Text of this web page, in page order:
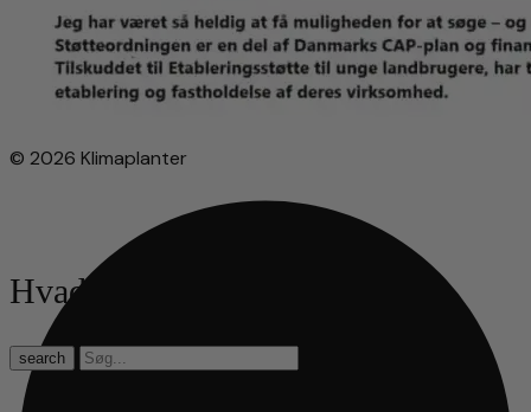
© 2026 Klimaplanter
Hvad leder du efter?
search